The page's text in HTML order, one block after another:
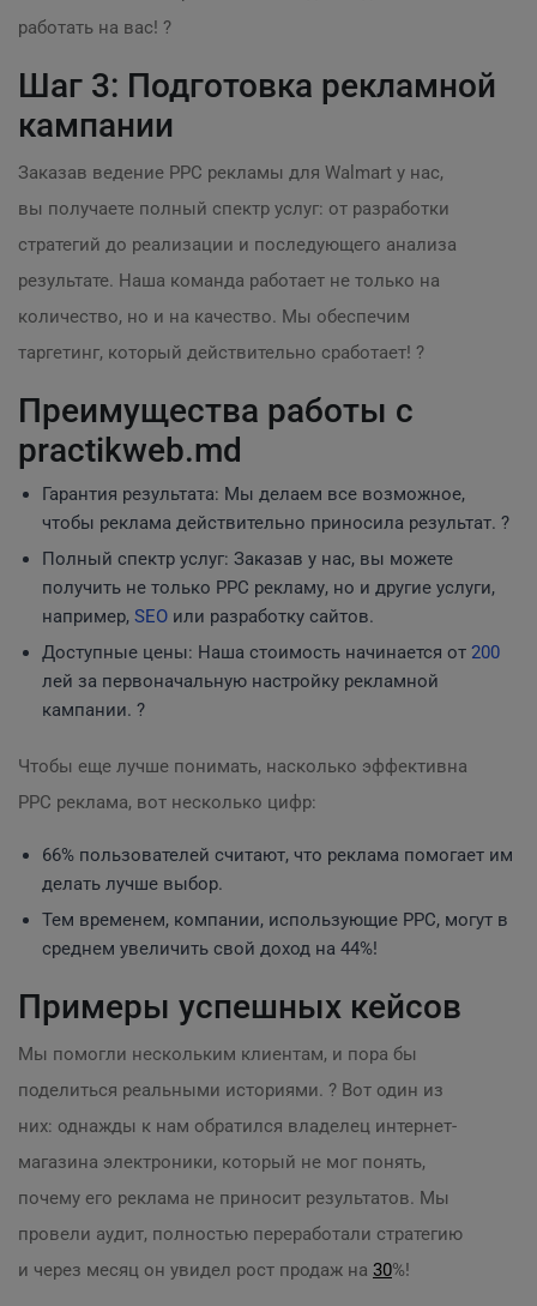
работать на вас! ?
Шаг 3: Подготовка рекламной
кампании
Заказав ведение PPC рекламы для Walmart у нас,
вы получаете полный спектр услуг: от разработки
стратегий до реализации и последующего анализа
результате. Наша команда работает не только на
количество, но и на качество. Мы обеспечим
таргетинг, который действительно сработает! ?
Преимущества работы с
practikweb.md
Гарантия результата: Мы делаем все возможное,
чтобы реклама действительно приносила результат. ?
Полный спектр услуг: Заказав у нас, вы можете
получить не только PPC рекламу, но и другие услуги,
например, SEO или разработку сайтов.
Доступные цены: Наша стоимость начинается от 200
лей за первоначальную настройку рекламной
кампании. ?
Чтобы еще лучше понимать, насколько эффективна
PPC реклама, вот несколько цифр:
66% пользователей считают, что реклама помогает им
делать лучше выбор.
Тем временем, компании, использующие PPC, могут в
среднем увеличить свой доход на 44%!
Примеры успешных кейсов
Мы помогли нескольким клиентам, и пора бы
поделиться реальными историями. ? Вот один из
них: однажды к нам обратился владелец интернет-
магазина электроники, который не мог понять,
почему его реклама не приносит результатов. Мы
провели аудит, полностью переработали стратегию
и через месяц он увидел рост продаж на 30%!